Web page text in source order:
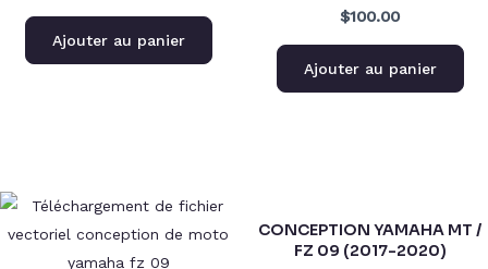
Ajouter au panier
$100.00
Ajouter au panier
CONCEPTION YAMAHA MT /
FZ 09 (2017-2020)